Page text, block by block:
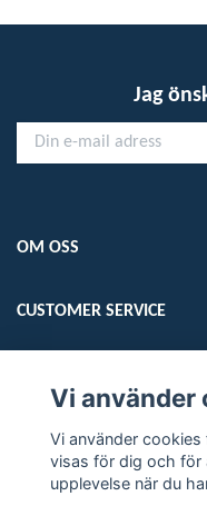
Jag
OM OSS
CUSTOMER SERVICE
Sociala medier
Vi använder
Vi använder
visas för dig och för
upplevelse när du